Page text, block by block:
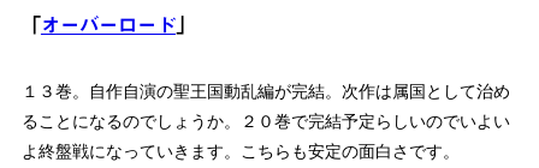
オーバーロード」
１３巻。自作自演の聖王国動乱編が完結。次作は属国として治め
ることになるのでしょうか。２０巻で完結予定らしいのでいよい
よ終盤戦になっていきます。こちらも安定の面白さです。